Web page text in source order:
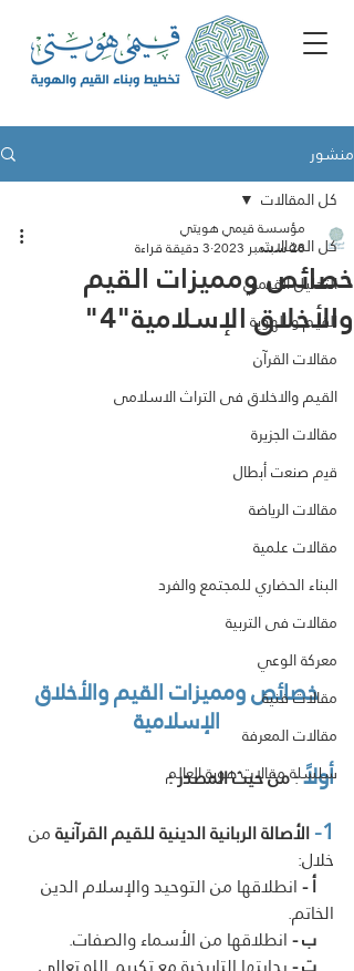
منشور
كل المقالات
التحليل القيمي
القيم و الهوية
مقالات القرآن
القيم والاخلاق فى التراث الاسلامى
مقالات الجزيرة
ﻗﯾم ﺻﻧﻌت أﺑطﺎل
مقالات الرياضة
مقالات علمية
البناء الحضاري للمجتمع والفرد
مقالات فى التربية
معركة الوعي
مقالات فنية
مقالات المعرفة
سلسلة مقالات هوية العالم
كل المقالات
خصائص ومميزات القيم
والأخلاق الإسلامية"4"
مؤسسة قيمي هويتي
28 سبتمبر 2023
3 دقيقة قراءة
خصائص ومميزات القيم والأخلاق
الإسلامية
أولاً : من حيث المصدر :
1- الأصالة الربانية الدينية للقيم القرآنية من
خلال:
انطلاقها من التوحيد والإسلام الدين
الخاتم.
انطلاقها من الأسماء والصفات.